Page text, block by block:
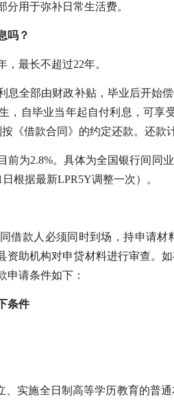
用于弥补日常生活费。
吗？
，最长不超过22年。
息全部由财政补贴，毕业后开始
，自毕业当年起自付利息，可享
《借款合同》的约定还款。还款
前为2.8%。具体为全国银行间同
根据最新LPR5Y调整一次）。
借款人必须同时到场，持申请
资助机构对申贷材料进行审查。
申请条件如下：
条件
、实施全日制高等学历教育的普